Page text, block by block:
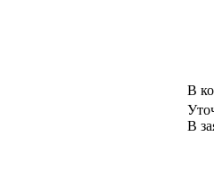
В
В